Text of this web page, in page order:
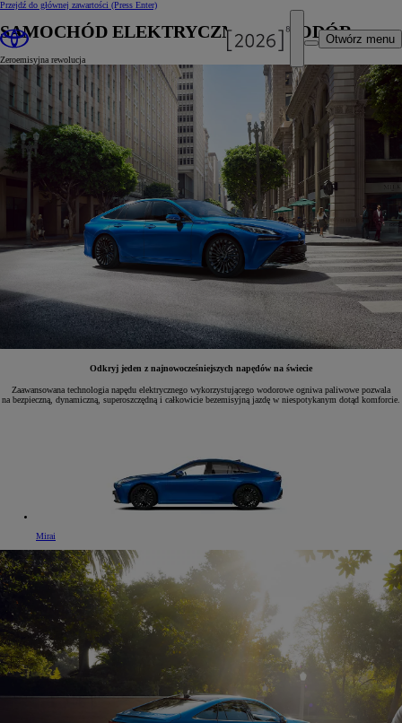
Przejdź do głównej zawartości (Press Enter)
Otwórz menu
SAMOCHÓD ELEKTRYCZNY NA WODÓR
Zeroemisyjna rewolucja
Odkryj jeden z najnowocześniejszych napędów na świecie
Zaawansowana technologia napędu elektrycznego wykorzystującego wodorowe ogniwa paliwowe pozwala
na bezpieczną, dynamiczną, superoszczędną i całkowicie bezemisyjną jazdę w niespotykanym dotąd komforcie.
Mirai